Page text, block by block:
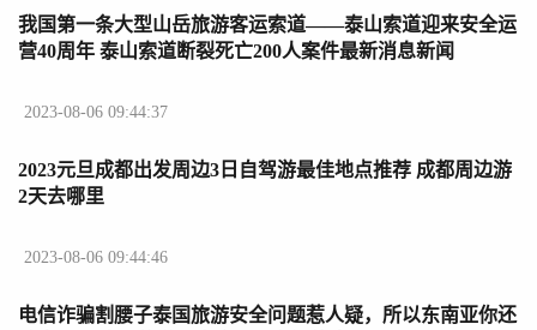
我国第一条大型山岳旅游客运索道——泰山索道迎来安全运
营40周年 泰山索道断裂死亡200人案件最新消息新闻
2023-08-06 09:44:37
2023元旦成都出发周边3日自驾游最佳地点推荐 成都周边游
2天去哪里
2023-08-06 09:44:46
电信诈骗割腰子泰国旅游安全问题惹人疑，所以东南亚你还